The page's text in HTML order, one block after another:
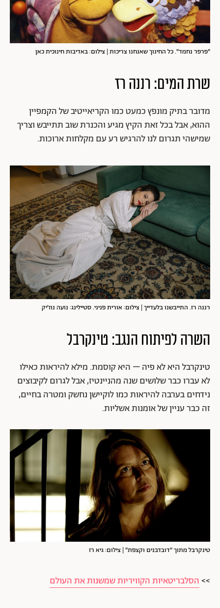
"פרפר נחמד". כל החינוך שאנחנו צריכות | צילום: באדיבות חינוכית כאן
שרת המים: רננה רז
מדובר בתיק מונפץ כמעט כמו הקריאייטיב של הקמפיין
ההוא, אבל בכל זאת הקיץ מגיע והכנרת שוב תתייבש וצריך
שמישהי תגרום לנו להרגיש רע עם מקלחות ארוכות.
רננה רז. התייבשנו בלעדייך | צילום: אורית פניני. סטיילינג: נועה נוז'יק
השרה לפיתוח הנגב: טינקרבל
טינקרבל היא לא פיה – היא קוסמת. מילא להיראות כאילו
לא עברו כבר שלושים שנה מהניינטיז, אבל לגרום לקיבוצים
נידחים בערבה להיראות כמו לוקיישן נחשק ומטרה בחיים,
זה כבר עניין של אומנות אשליות.
טינקרבל מתוך "דובדבנים וקצפת" | צילום: גיא רז
>>הסלבריטאיות הקוויריות שמשנות את העולם